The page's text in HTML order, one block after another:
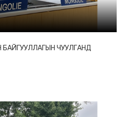
ЧУУЛГАНД